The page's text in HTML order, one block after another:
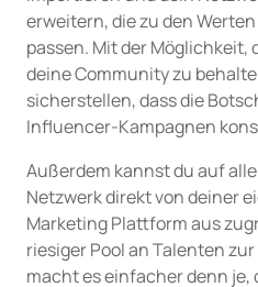
erweitern, die zu den
passen. Mit der Möglichkeit,
deine Community zu
sicherstellen, dass die
Influencer-Kampagnen
Außerdem kannst du auf
Netzwerk direkt von deiner
Marketing Plattform aus
riesiger Pool an Talenten
macht es einfacher denn